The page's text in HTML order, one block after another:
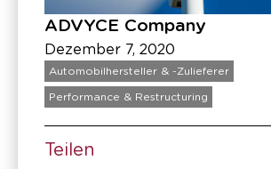
ADVYCE Company
Dezember 7, 2020
Automobilhersteller & -Zulieferer
Performance & Restructuring
Teilen